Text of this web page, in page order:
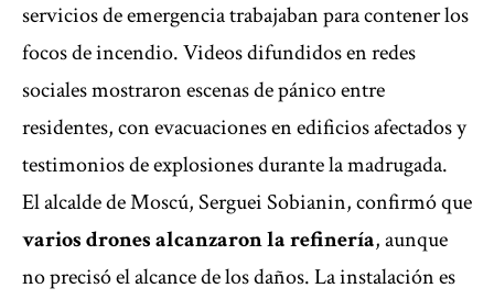
servicios de emergencia trabajaban para contener los
focos de incendio. Videos difundidos en redes
sociales mostraron escenas de pánico entre
residentes, con evacuaciones en edificios afectados y
testimonios de explosiones durante la madrugada.
El alcalde de Moscú, Serguei Sobianin, confirmó que
varios drones alcanzaron la refinería, aunque
no precisó el alcance de los daños. La instalación es